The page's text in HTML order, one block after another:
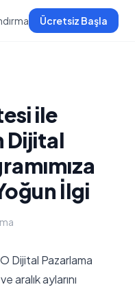
Ücretsiz Başla
ile
Dijital
İlgi
Dijital Pazarlama
aralık aylarını